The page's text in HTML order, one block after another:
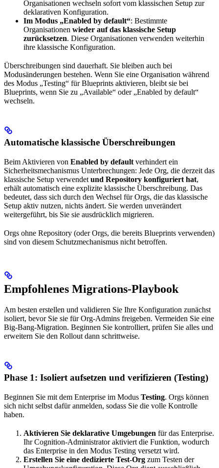
Organisationen wechseln sofort vom klassischen Setup zur
deklarativen Konfiguration.
Im Modus „Enabled by default“: Bestimmte
Organisationen wieder auf das klassische Setup
zurücksetzen. Diese Organisationen verwenden weiterhin
ihre klassische Konfiguration.
Überschreibungen sind dauerhaft. Sie bleiben auch bei
Modusänderungen bestehen. Wenn Sie eine Organisation während
des Modus „Testing“ für Blueprints aktivieren, bleibt sie bei
Blueprints, wenn Sie zu „Available“ oder „Enabled by default“
wechseln.
Automatische klassische Überschreibungen
Beim Aktivieren von Enabled by default verhindert ein
Sicherheitsmechanismus Unterbrechungen: Jede Org, die derzeit das
klassische Setup verwendet und Repository konfiguriert hat,
erhält automatisch eine explizite klassische Überschreibung. Das
bedeutet, dass sich durch den Wechsel für Orgs, die das klassische
Setup aktiv nutzen, nichts ändert. Sie werden unverändert
weitergeführt, bis Sie sie ausdrücklich migrieren.
Orgs ohne Repository (oder Orgs, die bereits Blueprints verwenden)
sind von diesem Schutzmechanismus nicht betroffen.
Empfohlenes Migrations-Playbook
Am besten erstellen und validieren Sie Ihre Konfiguration zunächst
isoliert, bevor Sie sie für Org-Admins freigeben. Vermeiden Sie eine
Big-Bang-Migration. Beginnen Sie kontrolliert, prüfen Sie alles und
erweitern Sie den Rollout dann schrittweise.
Phase 1: Isoliert aufsetzen und verifizieren (Testing)
Beginnen Sie mit dem Enterprise im Modus Testing. Orgs können
sich nicht selbst dafür anmelden, sodass Sie die volle Kontrolle
haben.
Aktivieren Sie deklarative Umgebungen für das Enterprise.
Ihr Cognition-Administrator aktiviert die Funktion, wodurch
das Enterprise in den Modus Testing versetzt wird.
Erstellen Sie eine dedizierte Test-Org zum Testen der